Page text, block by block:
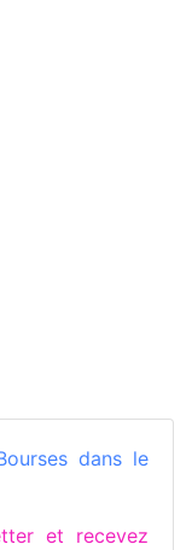
dans le
et recevez